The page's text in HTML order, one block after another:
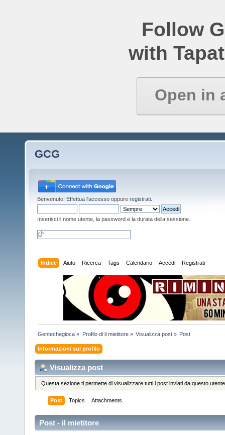
Follow
with
Open in
GCG
Benvenuto! Effettua l'accesso oppure registrati
Inserisci il nome utente, la password e la durata della sessione.
Indice Aiuto Ricerca Tags Calendario Accedi Registrati
Gentechegioca » Profilo di il mietitore» Visualizza post» Post
Informazioni sul profilo
Visualizza post
Questa sezione ti permette di visualizzare tutti i post inviati da questo
Post Topics Attachments
Post - il mietitore